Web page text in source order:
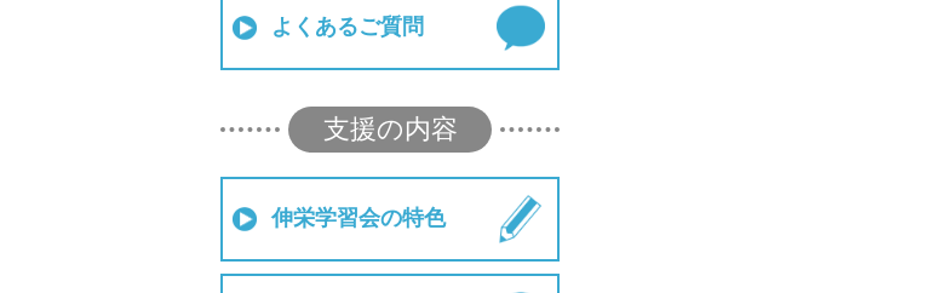
よくあるご質問
支援の内容
伸栄学習会の特色